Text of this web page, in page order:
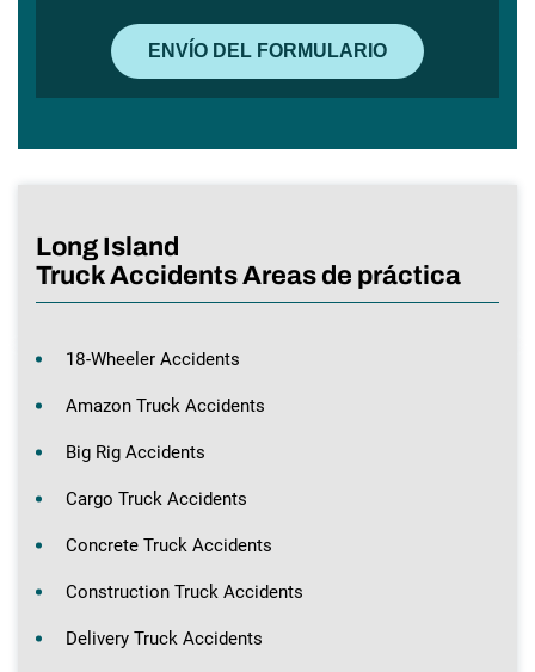
Long Island
Truck Accidents Areas de práctica
18-Wheeler Accidents
Amazon Truck Accidents
Big Rig Accidents
Cargo Truck Accidents
Concrete Truck Accidents
Construction Truck Accidents
Delivery Truck Accidents